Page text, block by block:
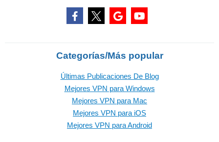
Categorías/Más popular
Últimas Publicaciones De Blog
Mejores VPN para Windows
Mejores VPN para Mac
Mejores VPN para iOS
Mejores VPN para Android